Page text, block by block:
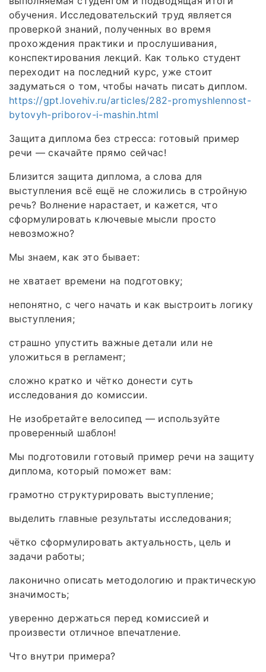
обучения. Исследовательский труд является
проверкой знаний, полученных во время
прохождения практики и прослушивания,
конспектирования лекций. Как только студент
переходит на последний курс, уже стоит
задуматься о том, чтобы начать писать диплом.
https://gpt.lovehiv.ru/articles/282-promyshlennost-
bytovyh-priborov-i-mashin.html
Защита диплома без стресса: готовый пример
речи — скачайте прямо сейчас!
Близится защита диплома, а слова для
выступления всё ещё не сложились в стройную
речь? Волнение нарастает, и кажется, что
сформулировать ключевые мысли просто
невозможно?
Мы знаем, как это бывает:
не хватает времени на подготовку;
непонятно, с чего начать и как выстроить логику
выступления;
страшно упустить важные детали или не
уложиться в регламент;
сложно кратко и чётко донести суть
исследования до комиссии.
Не изобретайте велосипед — используйте
проверенный шаблон!
Мы подготовили готовый пример речи на защиту
диплома, который поможет вам:
грамотно структурировать выступление;
выделить главные результаты исследования;
чётко сформулировать актуальность, цель и
задачи работы;
лаконично описать методологию и практическую
значимость;
уверенно держаться перед комиссией и
произвести отличное впечатление.
Что внутри примера?